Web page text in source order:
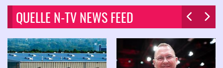
QUELLE N-TV NEWS FEED